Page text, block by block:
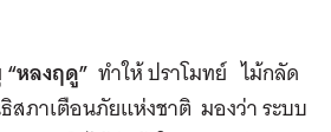
“หลงฤดู” ทำให้ ปราโมทย์ ไม้กลัด
สภาเตือนภัยแห่งชาติ มองว่า ระบบ